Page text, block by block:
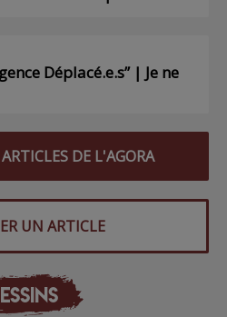
Déplacé.e.s” | Je ne
DE L'AGORA
UN ARTICLE